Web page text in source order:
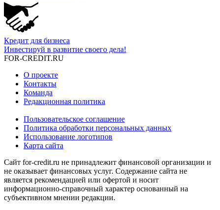
Кредит для бизнеса
Инвестируй в развитие своего дела!
FOR-CREDIT.RU
О проекте
Контакты
Команда
Редакционная политика
Пользовательское соглашение
Политика обработки персональных данных
Использование логотипов
Карта сайта
Сайт for-credit.ru не принадлежит финансовой организации и
не оказывает финансовых услуг. Содержание сайта не
является рекомендацией или офертой и носит
информационно-справочный характер основанный на
субъективном мнении редакции.